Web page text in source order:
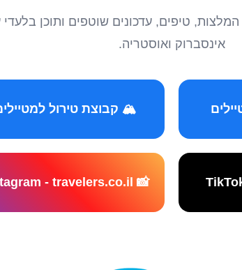
טיפים, עדכונים שוטפים ותוכן בלעדי
אינסברוק ואוסטריה.
🏔️ קבוצת טירול
📸 Instagram - travelers.co.il